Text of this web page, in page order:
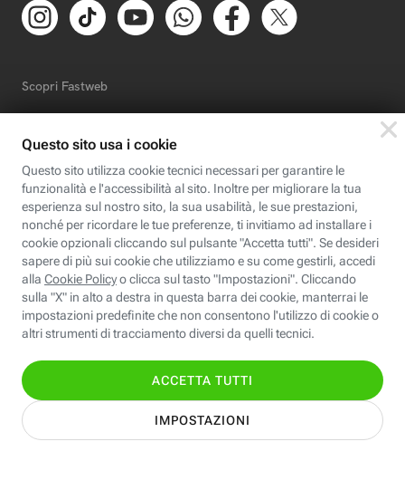
Scopri Fastweb
Credits e note legali
Fastweb.it
Formazione
Fastweb Digital Academy
STEP FuturAbility District
Insieme, siamo futuro